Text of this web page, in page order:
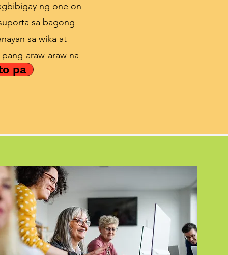
ng one on
sa bagong
sa wika at
araw-araw na
pa